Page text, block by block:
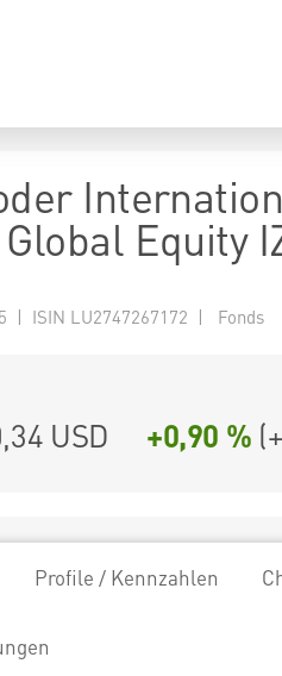
Equity
| ISIN LU2747267172 | Fonds
USD +0,90 % (
Profile / Kennzahlen